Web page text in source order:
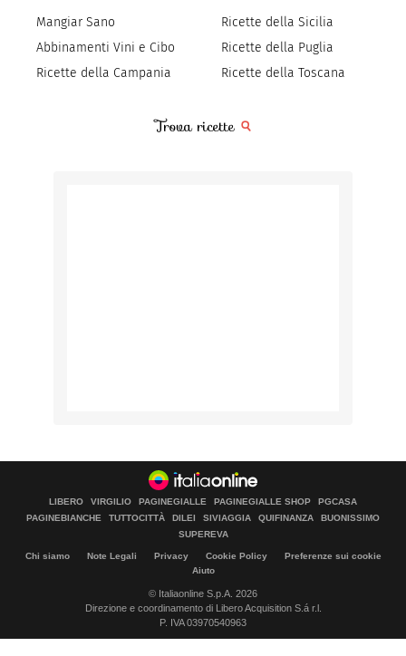
Mangiar Sano
Abbinamenti Vini e Cibo
Ricette della Campania
Ricette della Sicilia
Ricette della Puglia
Ricette della Toscana
Trova ricette
LIBERO VIRGILIO PAGINEGIALLE PAGINEGIALLE SHOP
PGCASA
PAGINEBIANCHE
TUTTOCITTÀ DILEI SIVIAGGIA QUIFINANZA
BUONISSIMO
SUPEREVA
Chi siamo Note Legali Privacy Cookie Policy
Preferenze sui cookie
Aiuto
© Italiaonline S.p.A. 2026
Direzione e coordinamento di Libero Acquisition S.á r.l.
P. IVA 03970540963